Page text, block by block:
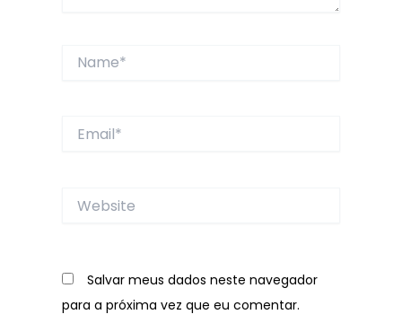
Website
Salvar meus dados neste navegador
para a próxima vez que eu comentar.